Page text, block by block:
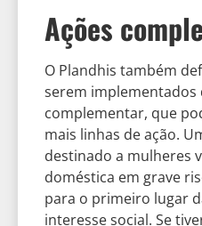
Ações
O Plandhis também
serem implementados
complementar, que
mais linhas de ação.
destinado a mulheres
doméstica em grave
para o primeiro lugar
interesse social. Se